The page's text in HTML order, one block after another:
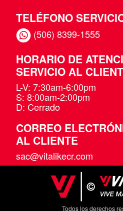
TELÉFONO
(506) 8399-1555
HORARIO DE
SERVICIO AL
L-V: 7:30am-6:00pm
S: 8:00am-2:00pm
D: Cerrado
CORREO
AL CLIENTE
sac@vitalikecr.com
Todos los derechos